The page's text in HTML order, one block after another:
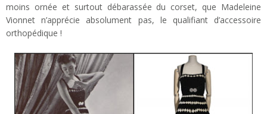
moins ornée et surtout débarassée du corset, que Madeleine
Vionnet n’apprécie absolument pas, le qualifiant d’accessoire
orthopédique !